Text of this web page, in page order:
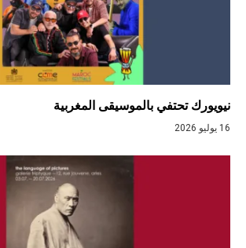
نيويورك تحتفي بالموسيقى المغربية
16 يوليو 2026